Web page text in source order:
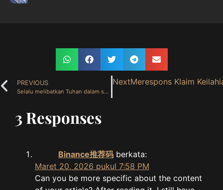
PREVIOUS
Selalu melibatkan Tuhan dalam setiap langkah hidup (9 April 2025)
NextMerespons Klaim
3 Responses
Binance推荐码 berkata:
Maret 20, 2026 pukul 7:58 PM
Can you be more specific about the content